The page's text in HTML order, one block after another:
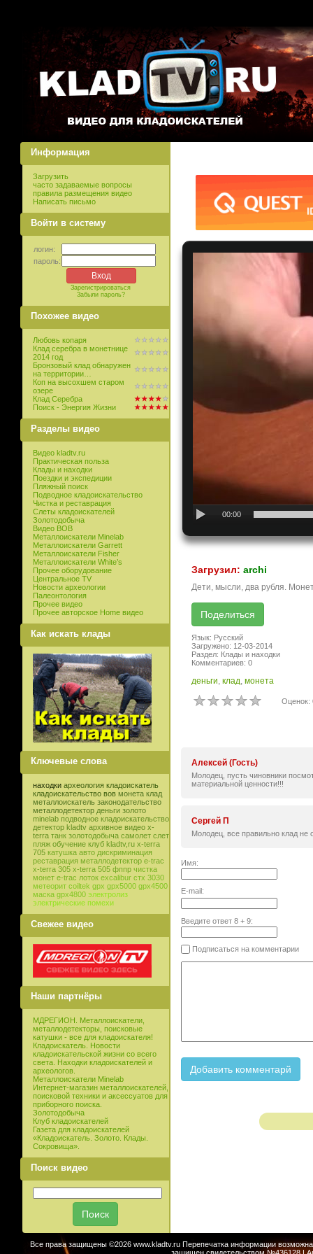
Информация
Загрузить
часто задаваемые вопросы
правила размещения видео
Написать письмо
Войти в систему
логин:
пароль:
Зарегистрироваться
Забыли пароль?
Похожее видео
Любовь копаря
Клад серебра в монетнице
2014 год
Бронзовый клад обнаружен
на территории…
Коп на высохшем старом
озере
Клад Серебра
Поиск - Энергия Жизни
Разделы видео
Видео kladtv.ru
Практическая польза
Клады и находки
Поездки и экспедиции
Пляжный поиск
Подводное кладоискательство
Чистка и реставрация
Слеты кладоискателей
Золотодобыча
Видео ВОВ
Металлоискатели Minelab
Металлоискатели Garrett
Металлоискатели Fisher
Металлоискатели White’s
Прочее оборудование
Центральное TV
Новости археологии
Палеонтология
Прочее видео
Прочее авторское Home видео
Как искать клады
Ключевые слова
находки археология кладоискатель
кладоискательство вов монета клад
металлоискатель законодательство
металлодетектор деньги золото
minelab подводное кладоискательство
детектор kladtv архивное видео x-
terra танк золотодобыча самолет слет
пляж обучение клуб kladtv,ru x-terra
705 катушка авто дискриминация
реставрация металлодетектор e-trac
x-terra 305 x-terra 505 фппр чистка
монет e-trac лоток excalibur стх 3030
метеорит coiltek gpx gpx5000 gpx4500
маска gpx4800 электролиз
электрические помехи
Свежее видео
Наши партнёры
МДРЕГИОН. Металлоискатели,
металлодетекторы, поисковые
катушки - все для кладоискателя!
Кладоискатель. Новости
кладоискательской жизни со всего
света. Находки кладоискателей и
археологов.
Металлоискатели Minelab
Интернет-магазин металлоискателей,
поисковой техники и аксессуатов для
приборного поиска.
Золотодобыча
Клуб кладоискателей
Газета для кладоискателей
«Кладоискатель. Золото. Клады.
Сокровища».
Поиск видео
00:00
Загрузил: archi
Дети, мысли, два рубля.
Язык: Русский
Загружено: 12-03-2014
Раздел: Клады и находки
Комментариев: 0
деньги, клад, монета
Оценок:
Алексей (Гость)
Молодец, пусть чиновники
материальной ценности!!!
Сергей П
Молодец, все правильно клад не
Имя:
E-mail:
Введите ответ 8+ 9:
Подписаться на комментарии
Все права защищены ©2026 www.kladtv.ru Перепечатка информации возможна